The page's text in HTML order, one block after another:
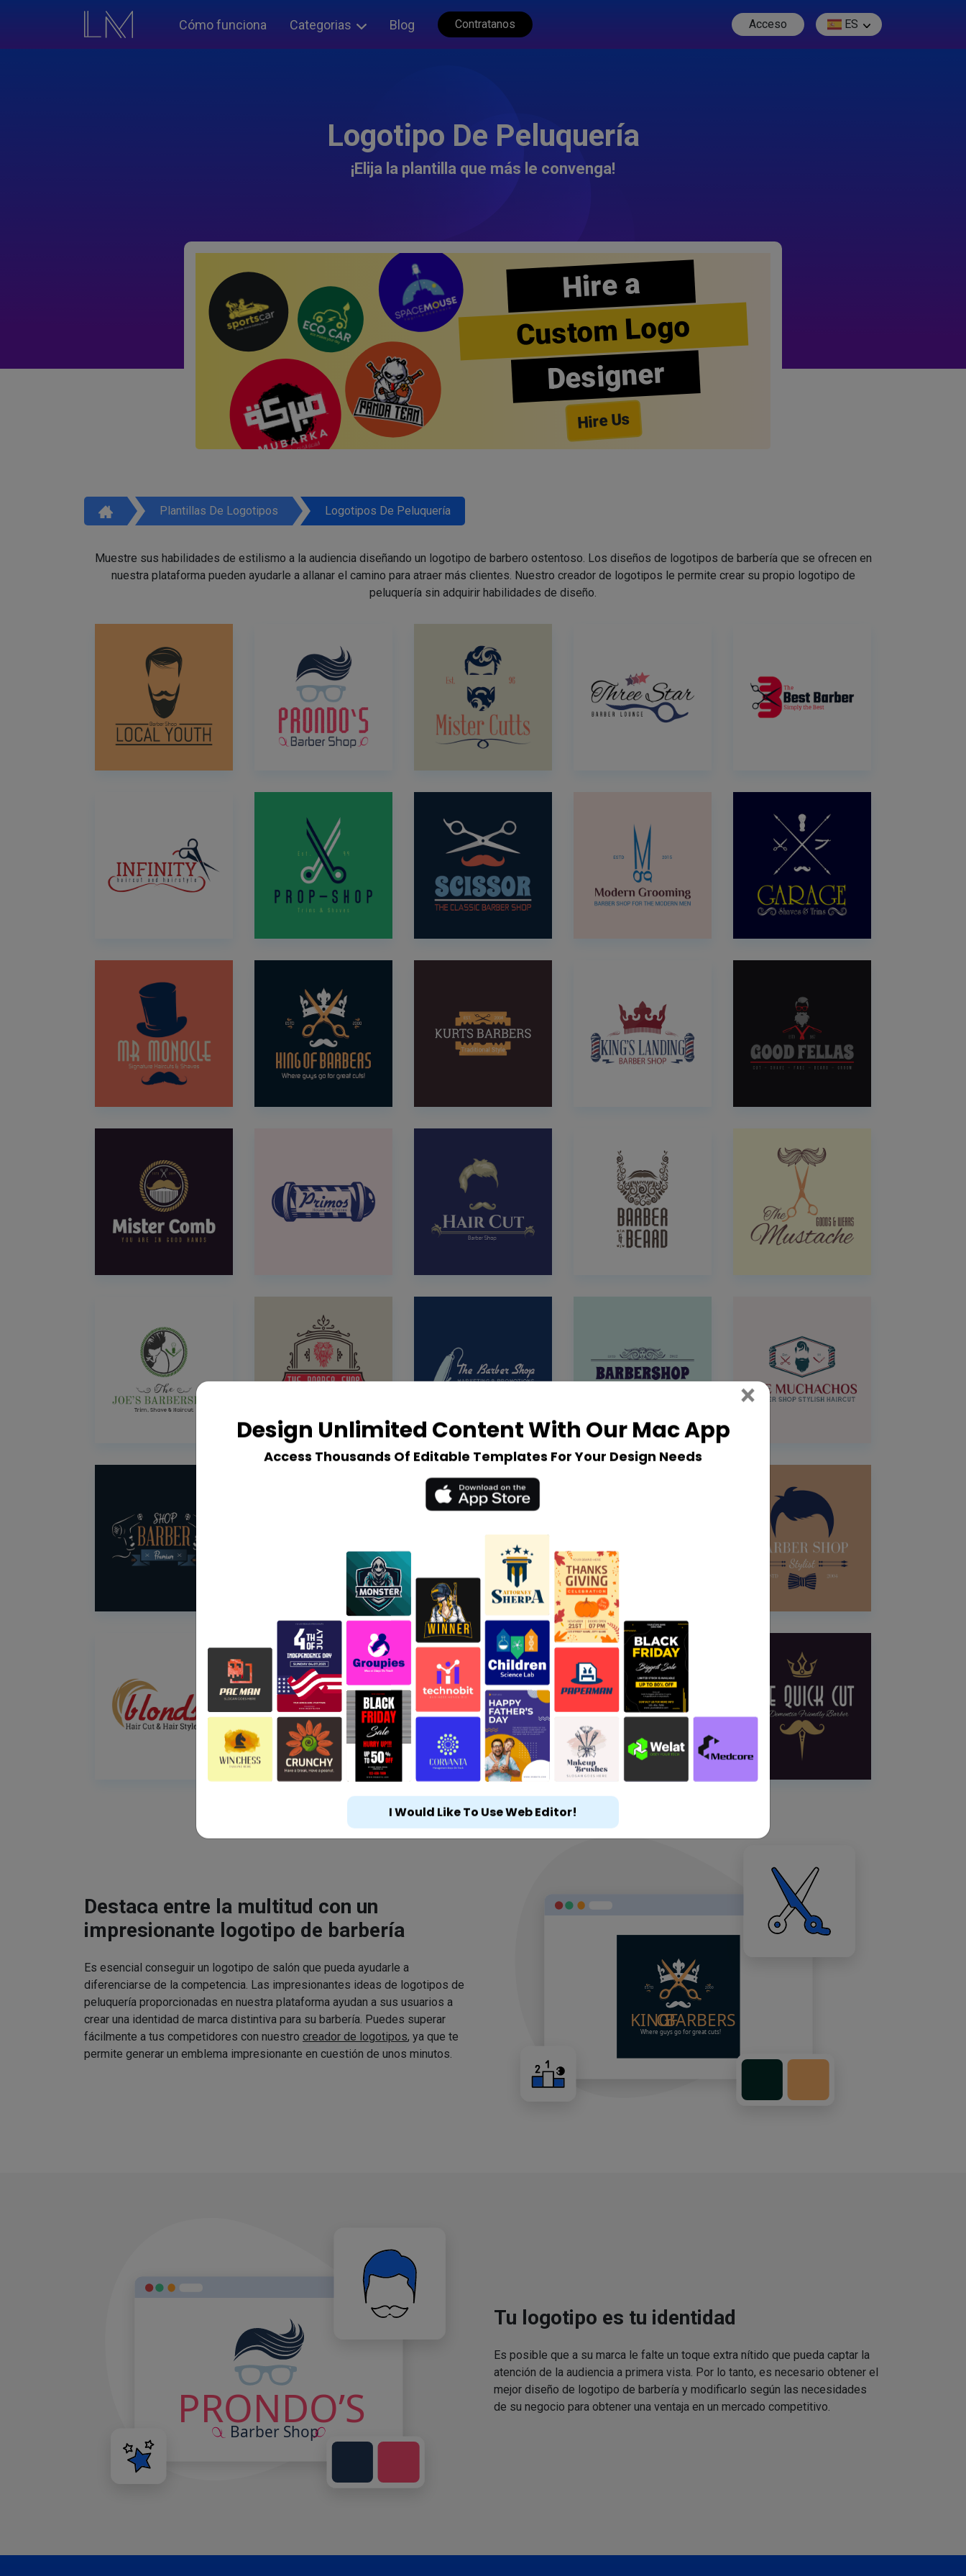
Cómo funciona Categorias Blog Contratanos Acceso ES
Logotipo De Peluquería
¡Elija la plantilla que más le convenga!
Hire a
Custom Logo
Designer
Hire Us
Plantillas De Logotipos Logotipos De Peluquería
Muestre sus habilidades de estilismo a la audiencia diseñando un logotipo de barbero ostentoso. Los diseños de logotipos de barbería que se ofrecen en
nuestra plataforma pueden ayudarle a allanar el camino para atraer más clientes. Nuestro creador de logotipos le permite crear su propio logotipo de
peluquería sin adquirir habilidades de diseño.
Destaca entre la multitud con un
impresionante logotipo de barbería
Es esencial conseguir un logotipo de salón que pueda ayudarle a
diferenciarse de la competencia. Las impresionantes ideas de logotipos de
peluquería proporcionadas en nuestra plataforma ayudan a sus usuarios a
crear una identidad de marca distintiva para su barbería. Puedes superar
fácilmente a tus competidores con nuestro creador de logotipos, ya que te
permite generar un emblema impresionante en cuestión de unos minutos.
Tu logotipo es tu identidad
Es posible que a su marca le falte un toque extra nítido que pueda captar la
atención de la audiencia a primera vista. Por lo tanto, es necesario obtener el
mejor diseño de logotipo de barbería y modificarlo según las necesidades
de su negocio para obtener una ventaja en un mercado competitivo.
Design Unlimited Content With Our Mac App
Access Thousands Of Editable Templates For Your Design Needs
× Close
I Would Like To Use Web Editor!